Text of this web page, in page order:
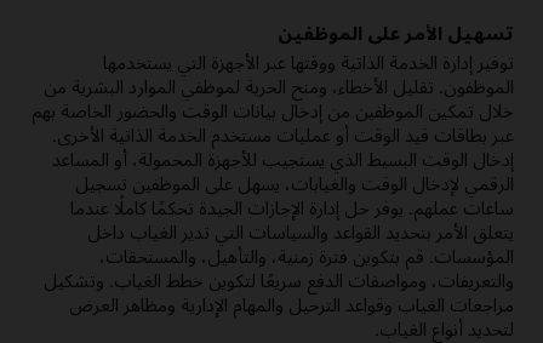
تسهيل الأمر على الموظفين
توفير إدارة الخدمة الذاتية ووقتها عبر الأجهزة التي يستخدمها
الموظفون. تقليل الأخطاء، ومنح الحرية لموظفي الموارد البشرية من
خلال تمكين الموظفين من إدخال بيانات الوقت والحضور الخاصة بهم
عبر بطاقات قيد الوقت أو عمليات مستخدم الخدمة الذاتية الأخرى.
إدخال الوقت البسيط الذي يستجيب للأجهزة المحمولة، أو المساعد
الرقمي لإدخال الوقت والغيابات، يسهل على الموظفين تسجيل
ساعات عملهم. يوفر حل إدارة الإجازات الجيدة تحكمًا كاملًا عندما
يتعلق الأمر بتحديد القواعد والسياسات التي تدير الغياب داخل
المؤسسات. قم بتكوين فترة زمنية، والتأهيل، والمستحقات،
والتعريفات، ومواصفات الدفع سريعًا لتكوين خطط الغياب. وتشكيل
مراجعات الغياب وقواعد الترحيل والمهام الإدارية ومظاهر العرض
لتحديد أنواع الغياب.